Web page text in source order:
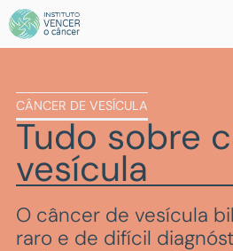
CÂNCER DE VESÍCULA
Tudo sobre
vesícula
O câncer de vesícula
raro e de difícil